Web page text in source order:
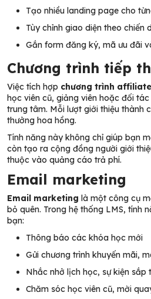
Tạo nhiều landing page cho
Tùy chỉnh giao diện theo chiến
Gắn form đăng ký, mã ưu đãi
Chương trình tiếp
Việc tích hợp chương trình
học viên cũ, giảng viên hoặc đối
trung tâm. Mỗi lượt giới thiệu thành
thưởng hoa hồng.
Tính năng này không chỉ giúp bạn
còn tạo ra cộng đồng người giới
thuộc vào quảng cáo trả phí.
Email marketing
Email marketing là một công cụ
bỏ quên. Trong hệ thống LMS, tính
bạn:
Thông báo các khóa học mới
Gửi chương trình khuyến mãi,
Nhắc nhở lịch học, sự kiện sắp
Chăm sóc học viên cũ, mời